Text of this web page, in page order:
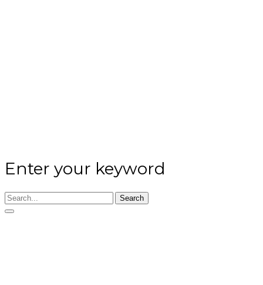
Enter your keyword
Search